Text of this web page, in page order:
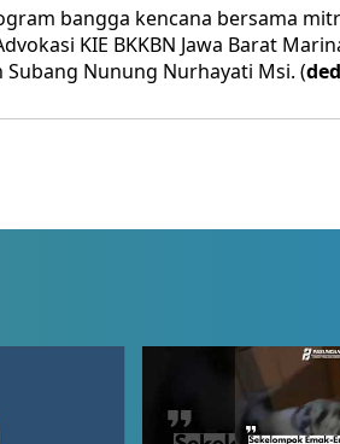
bangga kencana bersama
KIE BKKBN Jawa Barat
Subang Nunung Nurhayati Msi. (